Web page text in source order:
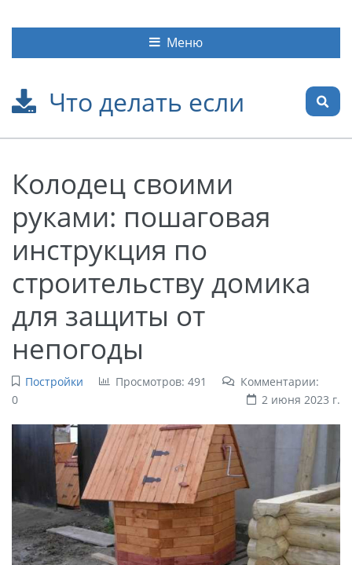
Что делать если
Меню
Колодец своими
руками: пошаговая
инструкция по
строительству домика
для защиты от
непогоды
Постройки Просмотров: 491
Комментарии:
0
2 июня 2023 г.